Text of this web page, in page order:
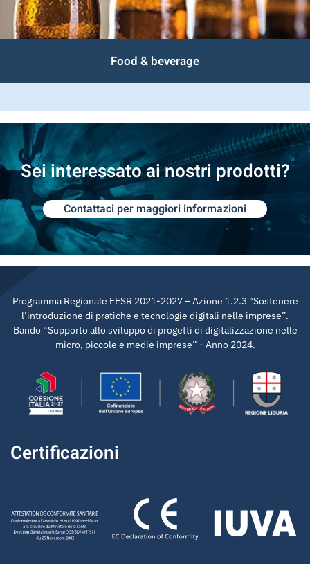
Food & beverage
Sei interessato ai nostri prodotti?
Contattaci per maggiori informazioni
Programma Regionale FESR 2021-2027 – Azione 1.2.3 "Sostenere
l’introduzione di pratiche e tecnologie digitali nelle imprese”.
Bando “Supporto allo sviluppo di progetti di digitalizzazione nelle
micro, piccole e medie imprese” - Anno 2024.
Certificazioni